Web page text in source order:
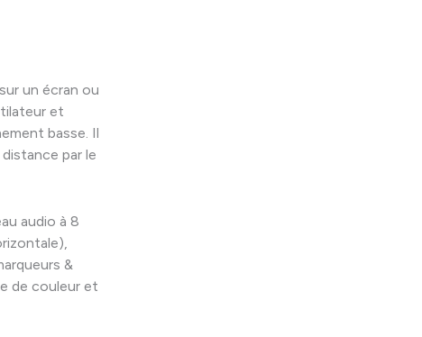
sur un écran ou
et
basse. Il
par le
audio à 8
&
de couleur et